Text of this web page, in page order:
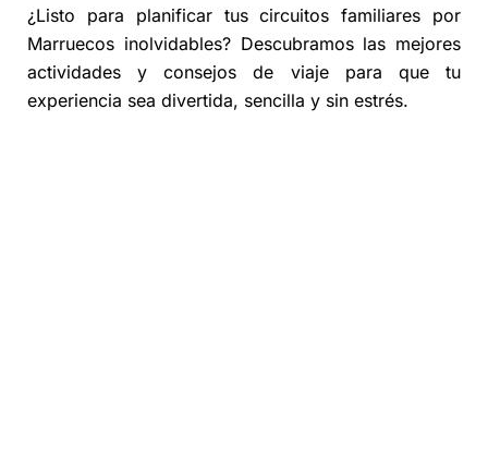
¿Listo para planificar tus circuitos familiares por
Marruecos inolvidables? Descubramos las mejores
actividades y consejos de viaje para que tu
experiencia sea divertida, sencilla y sin estrés.